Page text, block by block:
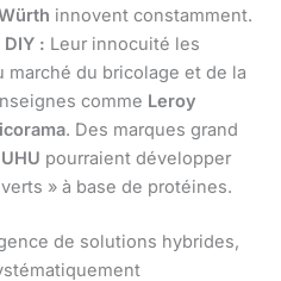
innovent constamment.
: Leur innocuité les
du bricolage et de la
comme Leroy
. Des marques grand
UHU pourraient développer
» à base de protéines.
de solutions hybrides,